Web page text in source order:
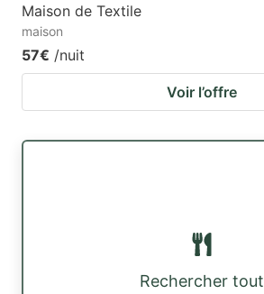
Maison de Textile
maison
57€ /nuit
Voir l’offre
Rechercher tout